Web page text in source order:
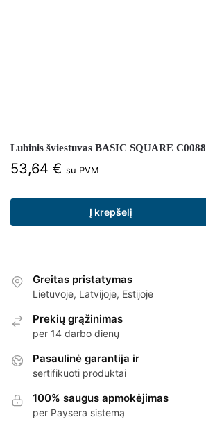
Lubinis šviestuvas BASIC SQUARE C0088
53,64 € su PVM
Į krepšelį
Greitas pristatymas
Lietuvoje, Latvijoje, Estijoje
Prekių grąžinimas
per 14 darbo dienų
Pasaulinė garantija ir
sertifikuoti produktai
100% saugus apmokėjimas
per Paysera sistemą